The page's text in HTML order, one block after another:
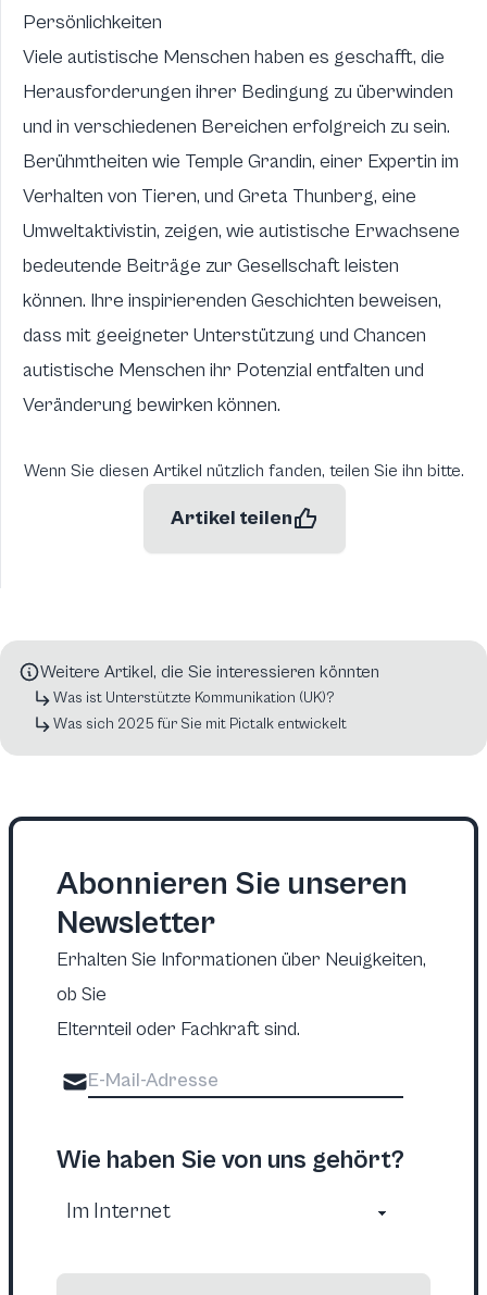
Persönlichkeiten
Viele autistische Menschen haben es geschafft, die
Herausforderungen ihrer Bedingung zu überwinden
und in verschiedenen Bereichen erfolgreich zu sein.
Berühmtheiten wie Temple Grandin, einer Expertin im
Verhalten von Tieren, und Greta Thunberg, eine
Umweltaktivistin, zeigen, wie autistische Erwachsene
bedeutende Beiträge zur Gesellschaft leisten
können. Ihre inspirierenden Geschichten beweisen,
dass mit geeigneter Unterstützung und Chancen
autistische Menschen ihr Potenzial entfalten und
Veränderung bewirken können.
Wenn Sie diesen Artikel nützlich fanden, teilen Sie ihn bitte.
Artikel teilen
Weitere Artikel, die Sie interessieren könnten
Was ist Unterstützte Kommunikation (UK)?
Was sich 2025 für Sie mit Pictalk entwickelt
Abonnieren Sie unseren
Newsletter
Erhalten Sie Informationen über Neuigkeiten,
ob Sie
Elternteil oder Fachkraft sind.
Wie haben Sie von uns gehört?